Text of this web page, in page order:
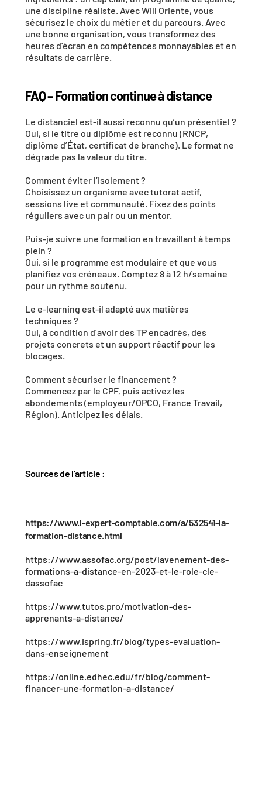
une discipline réaliste. Avec Will Oriente, vous
sécurisez le choix du métier et du parcours. Avec
une bonne organisation, vous transformez des
heures d’écran en compétences monnayables
résultats de carrière.
FAQ – Formation continue à distance
Le distanciel est-il aussi reconnu qu’un présentiel ?
Oui, si le titre ou diplôme est reconnu (RNCP,
diplôme d’État, certificat de branche). Le format ne
dégrade pas la valeur du titre.
Comment éviter l’isolement ?
Choisissez un organisme avec tutorat actif,
sessions live et communauté. Fixez des points
réguliers avec un pair ou un mentor.
Puis-je suivre une formation en travaillant à temps
plein ?
Oui, si le programme est modulaire et que vous
planifiez vos créneaux. Comptez 8 à 12 h/semaine
pour un rythme soutenu.
Le e-learning est-il adapté aux matières
techniques ?
Oui, à condition d’avoir des TP encadrés, des
projets concrets et un support réactif pour les
blocages.
Comment sécuriser le financement ?
Commencez par le CPF
abondements (employeur/OPCO, France Travail,
Région). Anticipez les délais.
Sources de l'article :
https://www.l-expert-comptable.com/a/532541-la-
formation-distance.html
https://www.assofac.org/post/lavenement-des-
formations-a-distance-en-2023-et-le-role-cle-
dassofac
https://www.tutos.pro/motivation-des-
apprenants-a-distance/
https://www.ispring.fr/blog/types-evaluation-
dans-enseignement
https://online.edhec.edu/fr/blog/comment-
financer-une-formation-a-distance/